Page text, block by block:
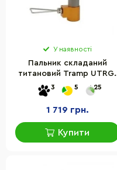
У наявності
Пальник складаний
титановий Tramp UTRG-
048
3 5 25
1 719 грн.
Купити